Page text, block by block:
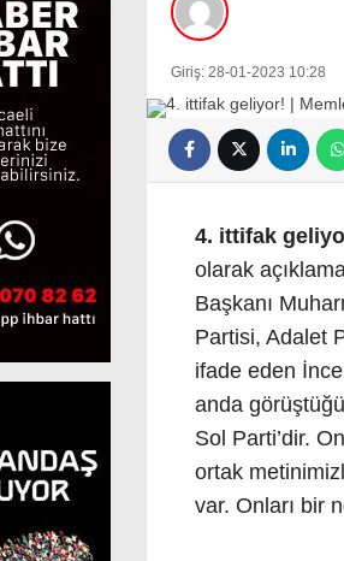
Giriş: 28-01-2023 10:28
4. ittifak
olarak
Başkanı
Partisi, Adalet
ifade eden
anda
Sol Parti’dir.
ortak
var. Onları bir